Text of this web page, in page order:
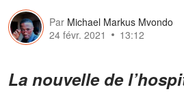
Par Michael Markus Mvondo
24 févr. 2021
13:12
La nouvelle de